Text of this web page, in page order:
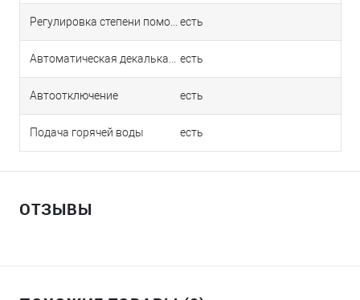
Регулировка степени помола есть
Автоматическая декалькация есть
Автоотключение есть
Подача горячей воды есть
ОТЗЫВЫ